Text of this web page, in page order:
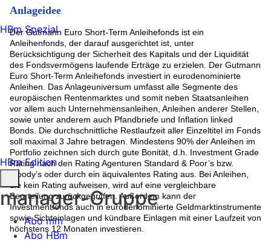
Anlageidee
Der Gutmann Euro Short-Term Anleihefonds ist ein
Anleihenfonds, der darauf ausgerichtet ist, unter
Berücksichtigung der Sicherheit des Kapitals und der Liquidität
des Fondsvermögens laufende Erträge zu erzielen. Der Gutmann
Euro Short-Term Anleihefonds investiert in eurodenominierte
Anleihen. Das Anlageuniversum umfasst alle Segmente des
europäischen Rentenmarktes und somit neben Staatsanleihen
vor allem auch Unternehmensanleihen, Anleihen anderer Stellen,
sowie unter anderem auch Pfandbriefe und Inflation linked
Bonds. Die durchschnittliche Restlaufzeit aller Einzeltitel im Fonds
soll maximal 3 Jahre betragen. Mindestens 90% der Anleihen im
Portfolio zeichnen sich durch gute Bonität, d.h. Investment Grade
Rating nach den Rating Agenturen Standard & Poor’s bzw.
Moody’s oder durch ein äquivalentes Rating aus. Bei Anleihen,
die kein Rating aufweisen, wird auf eine vergleichbare
Beurteilung zurückgegriffen. Außerdem kann der
Investmentfonds auch in eurodenominierte Geldmarktinstrumente
sowie Sichteinlagen und kündbare Einlagen mit einer Laufzeit von
höchstens 12 Monaten investieren.
HBm Spezial
HBm Edition
manager-Gruppe
Abo mm
Abo HBm